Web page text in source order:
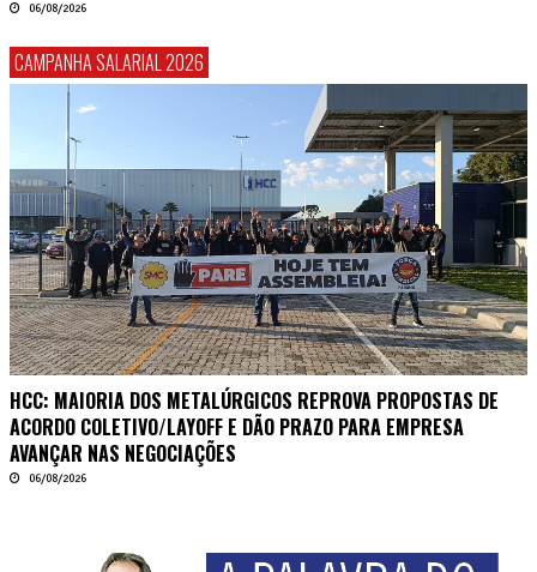
06/08/2026
CAMPANHA SALARIAL 2026
HCC: MAIORIA DOS METALÚRGICOS REPROVA PROPOSTAS DE
ACORDO COLETIVO/LAYOFF E DÃO PRAZO PARA EMPRESA
AVANÇAR NAS NEGOCIAÇÕES
06/08/2026